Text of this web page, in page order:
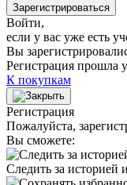
Зарегистрироваться
Войти,
если у вас уже есть
Вы
Регистрация прошла
К покупкам
Регистрация
Пожалуйста,
Вы сможете:
Следить за историей